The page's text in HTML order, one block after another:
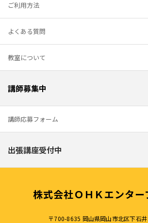
株式会社ＯＨＫエンター
〒700-8635 岡山県岡山市北区下石
ご利用方法
よくある質問
教室について
講師募集中
講師応募フォーム
出張講座受付中